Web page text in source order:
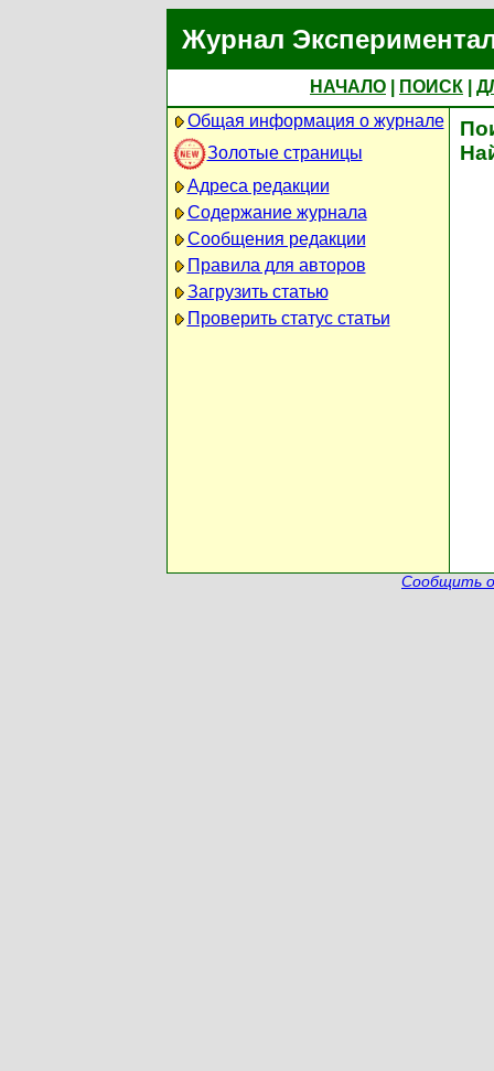
Журнал
НАЧАЛО ПОИСК
Общая информация о журнале
Золотые страницы
Адреса редакции
Содержание журнала
Сообщения редакции
Правила для авторов
Загрузить статью
Проверить статус статьи
Сообщить о